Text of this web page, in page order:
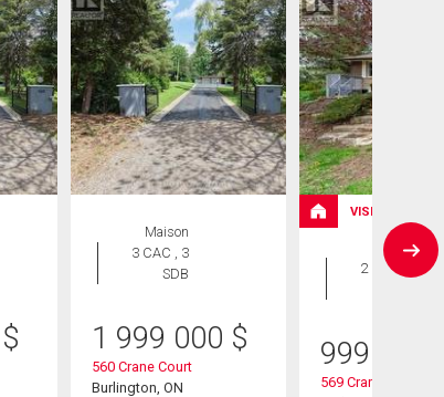
$
Maison
3 CAC , 3
SDB
1 999 000 $
560 Crane Court
Burlington, ON
VISITE LIBRE
Maison
2 CAC , 1
999 000
569 Crane Court